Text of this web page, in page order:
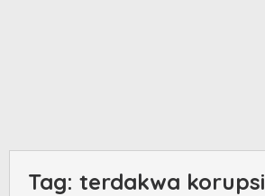
Tag: terdakwa korupsi